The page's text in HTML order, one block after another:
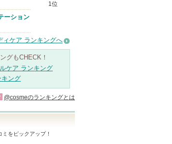
1位
ーション
ィケア ランキングへ
グもCHECK！
ケア ランキング
キング
@cosmeのランキングとは
をピックアップ！